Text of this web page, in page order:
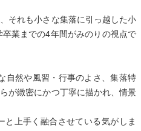
女という表紙がまず印象深く感じ
う物量に怯んでしまったものの今
かず、一日で一気に読み切りまし
んなことを記されていらっしゃい
しいのではないか。自然描写をし
家が多いなかで、彩坂美月は、丁
ていき、嫋々たる余韻を残す”。
感動。
それも小さな集落に引っ越した小
業までの4年間がみのりの視点で
然や風習・行事のよさ、集落特
が緻密にかつ丁寧に描かれ、情景
上手く融合させている気がしま